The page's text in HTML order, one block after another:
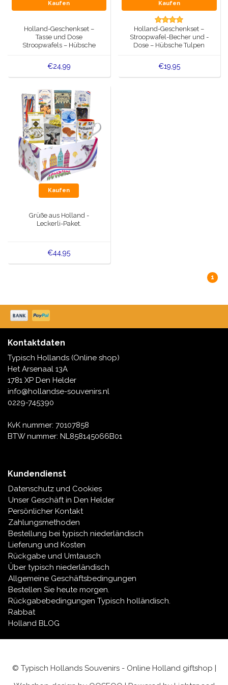
Grüße & Postkarten
Stecknadeln - Stecknadeln
Wandteller - Bunt und Delfter Blau
Salz-und Pfefferstreuer
Spielkarten
Delfter blaue Modeartikel
Kaufen
Holland-Geschenkset –
Tasse und Dose
Stroopwafels – Hübsche
€24,99
Kaufen
Holland-Geschenkset –
Stroopwafel-Becher und -
Dose – Hübsche Tulpen
€19,95
Kaufen
Grüße aus Holland -
Leckerli-Paket.
€44,95
1
Kontaktdaten
Typisch Hollands (Online shop)
Het Arsenaal 13A
1781 XP Den Helder
info@hollandse-souvenirs.nl
0229-745390
KvK nummer: 70107858
BTW nummer: NL858145066B01
Kundendienst
Datenschutz und Cookies
Unser Geschäft in Den Helder
Persönlicher Kontakt
Zahlungsmethoden
Bestellung bei typisch niederländisch
Lieferung und Kosten
Rückgabe und Umtausch
Über typisch niederländisch
Allgemeine Geschäftsbedingungen
Bestellen Sie heute morgen.
Rückgabebedingungen Typisch holländisch.
Rabbat
Holland BLOG
© Typisch Hollands Souvenirs - Online Holland giftshop |